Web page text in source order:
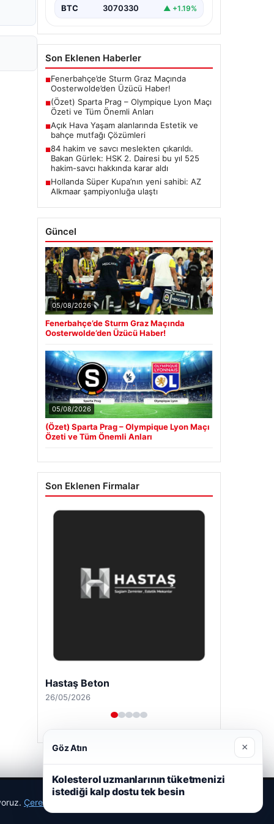
BTC 3070330 ▲ +1.19%
Son Eklenen Haberler
■Fenerbahçe’de Sturm Graz Maçında
Oosterwolde’den Üzücü Haber!
■(Özet) Sparta Prag – Olympique Lyon Maçı
Özeti ve Tüm Önemli Anları
■Açık Hava Yaşam alanlarında Estetik ve
bahçe mutfağı Çözümleri
■84 hakim ve savcı meslekten çıkarıldı.
Bakan Gürlek: HSK 2. Dairesi bu yıl 525
hakim-savcı hakkında karar aldı
■Hollanda Süper Kupa’nın yeni sahibi: AZ
Alkmaar şampiyonluğa ulaştı
Güncel
05/08/2026
Fenerbahçe’de Sturm Graz Maçında
Oosterwolde’den Üzücü Haber!
05/08/2026
(Özet) Sparta Prag – Olympique Lyon Maçı
Özeti ve Tüm Önemli Anları
Son Eklenen Firmalar
Hastaş Beton
26/05/2026
Çerez Politikamız
Göz Atın ×
Kolesterol uzmanlarının tüketmenizi
istediği kalp dostu tek besin